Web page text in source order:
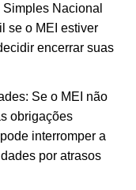
Nacional
se o MEI estiver
encerrar suas
Se o MEI não
obrigações
interromper a
por atrasos